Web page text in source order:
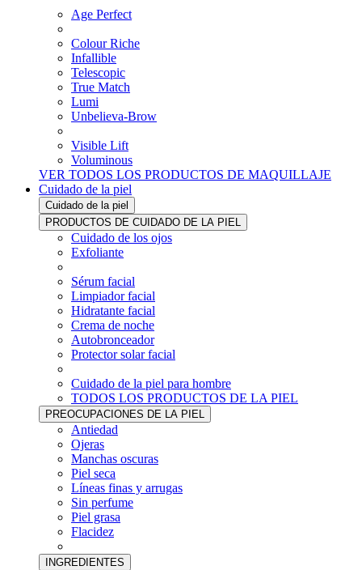
Age Perfect
Colour Riche
Infallible
Telescopic
True Match
Lumi
Unbelieva-Brow
Visible Lift
Voluminous
VER TODOS LOS PRODUCTOS DE MAQUILLAJE
Cuidado de la piel
Cuidado de la piel
PRODUCTOS DE CUIDADO DE LA PIEL
Cuidado de los ojos
Exfoliante
Sérum facial
Limpiador facial
Hidratante facial
Crema de noche
Autobronceador
Protector solar facial
Cuidado de la piel para hombre
TODOS LOS PRODUCTOS DE LA PIEL
PREOCUPACIONES DE LA PIEL
Antiedad
Ojeras
Manchas oscuras
Piel seca
Líneas finas y arrugas
Sin perfume
Piel grasa
Flacidez
INGREDIENTES